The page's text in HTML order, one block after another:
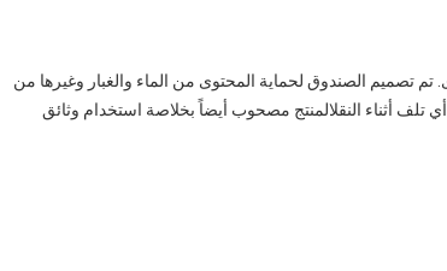
تصميم الصندوق لحماية المحتوى من الماء والغبار وغيرها من
أي تلف أثناء النقلالمنتج مصحوب أيضاً بخلاصة استخدام وثائق